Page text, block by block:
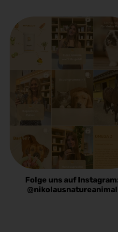
Folge uns auf
@nikolausnatureanimal